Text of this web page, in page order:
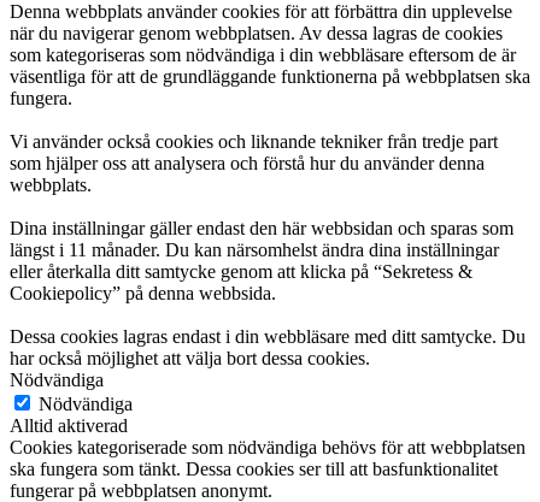
Denna webbplats använder cookies för att förbättra din upplevelse
när du navigerar genom webbplatsen. Av dessa lagras de cookies
som kategoriseras som nödvändiga i din webbläsare eftersom de är
väsentliga för att de grundläggande funktionerna på webbplatsen ska
fungera.
Vi använder också cookies och liknande tekniker från tredje part
som hjälper oss att analysera och förstå hur du använder denna
webbplats.
Dina inställningar gäller endast den här webbsidan och sparas som
längst i 11 månader. Du kan närsomhelst ändra dina inställningar
eller återkalla ditt samtycke genom att klicka på “Sekretess &
Cookiepolicy” på denna webbsida.
Dessa cookies lagras endast i din webbläsare med ditt samtycke. Du
har också möjlighet att välja bort dessa cookies.
Nödvändiga
Nödvändiga
Alltid aktiverad
Cookies kategoriserade som nödvändiga behövs för att webbplatsen
ska fungera som tänkt. Dessa cookies ser till att basfunktionalitet
fungerar på webbplatsen anonymt.